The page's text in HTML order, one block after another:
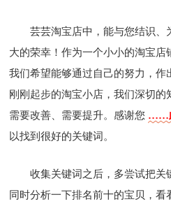
芸芸淘宝店中，能与您结识
大的荣幸！作为一个小小的淘宝店
我们希望能够通过自己的努力，作
刚刚起步的淘宝小店，我们深切的
需要改善、需要提升。感谢您 ……
以找到很好的关键词。
收集关键词之后，多尝试把关
同时分析一下排名前十的宝贝，